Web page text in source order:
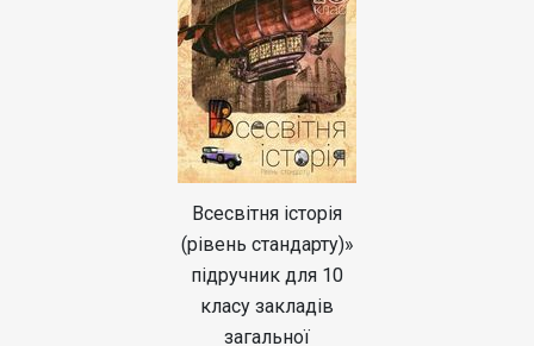
Всесвітня історія
(рівень стандарту)»
підручник для 10
класу закладів
загальної